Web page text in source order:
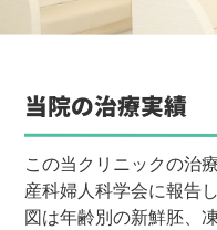
当院の治療実績
この当クリニックの治
産科婦人科学会に報告
図は年齢別の新鮮胚、